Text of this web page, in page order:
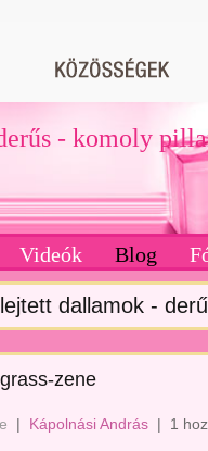
- komoly
Videók Blog
dallamok -
zene
| Kápolnási András | 1